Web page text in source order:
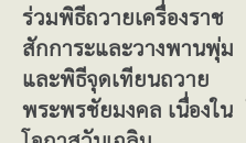
ร่วมพิธีถวายเครื่องราช
สักการะและวางพานพุ่ม
และพิธีจุดเทียนถวาย
พระพรชัยมงคล เนื่องใน